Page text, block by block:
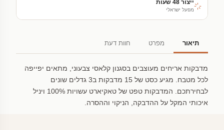
ייצור 48 שעות
מפעל ישראלי
תיאור מפרט חוות דעת
מדבקות אריחים מעוצבים בסגנון קלאסי צבעוני, מתאים יפייפה
לכל מטבח. מגיע כסט של 15 מדבקות ב3 גדלים שונים
לבחירתכם. המדבקות טפט של טאקיארט עשויות 100% ויניל
איכותי המקל על ההדבקה, הניקוי וההסרה.